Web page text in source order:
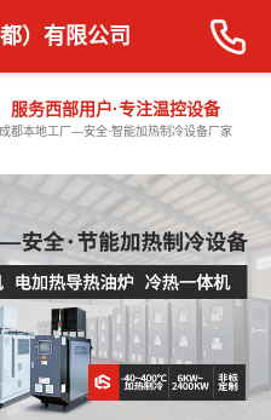
服务西部用户·专注温控设备
成都本地工厂—安全·智能加热制冷设备厂家
）有限公司